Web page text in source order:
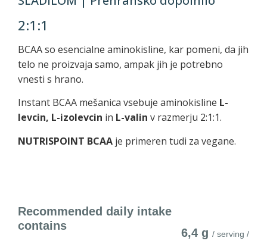
2:1:1
BCAA so esencialne aminokisline, kar pomeni, da jih
telo ne proizvaja samo, ampak jih je potrebno
vnesti s hrano.
Instant BCAA mešanica vsebuje aminokisline L-
levcin, L-izolevcin in L-valin v razmerju 2:1:1.
NUTRISPOINT BCAA je primeren tudi za vegane.
Recommended daily intake
contains
6,4 g / serving /